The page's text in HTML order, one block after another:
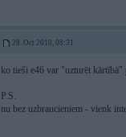
28. Oct 2010, 08:31
ko tieši e46 var "uzturēt kārtībā"
P.S.
nu bez uzbraucieniem - vienk